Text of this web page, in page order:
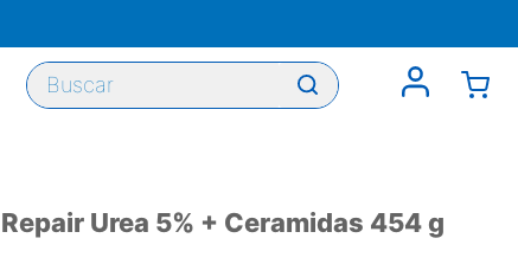
Buscar
Urea 5% + Ceramidas 454 g